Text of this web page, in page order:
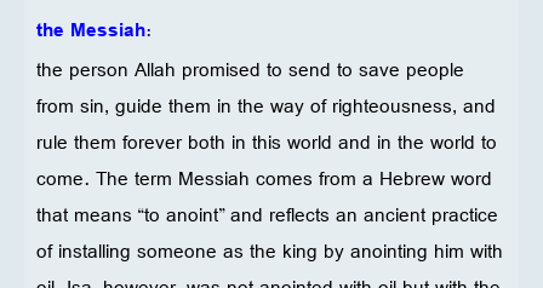
the Messiah:
the person Allah promised to send to save people
from sin, guide them in the way of righteousness, and
rule them forever both in this world and in the world to
come. The term Messiah comes from a Hebrew word
that means “to anoint” and reflects an ancient practice
of installing someone as the king by anointing him with